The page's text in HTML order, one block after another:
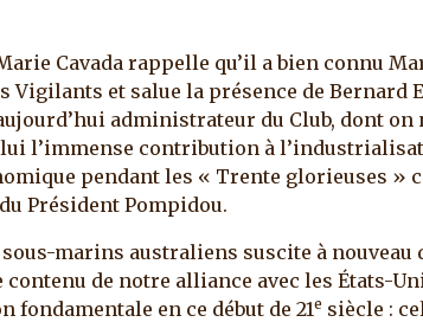
Cavada rappelle qu’il a bien connu
Vigilants et salue la présence de Bernard
administrateur du Club, dont on
l’immense contribution à
pendant les « Trente glorieuses »
Président Pompidou.
sous-marins australiens suscite à nouveau
de notre alliance avec les États-
fondamentale en ce début de 21e siècle :